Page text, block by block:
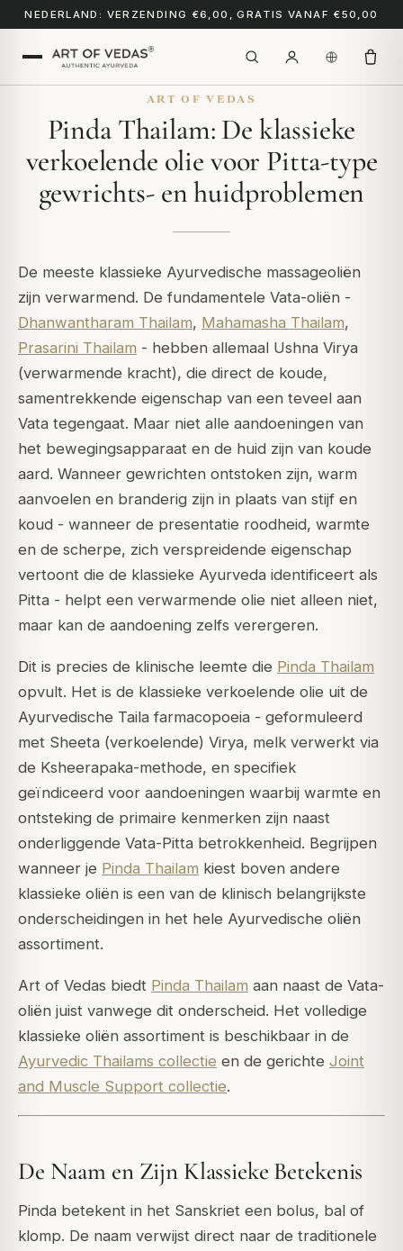
NEDERLAND: VERZENDING €6,00, GRATIS VANAF €50,00
ART OF VEDAS
Pinda Thailam: De klassieke
verkoelende olie voor Pitta-type
gewrichts- en huidproblemen
De meeste klassieke Ayurvedische massageoliën
zijn verwarmend. De fundamentele Vata-oliën -
Dhanwantharam Thailam, Mahamasha Thailam,
Prasarini Thailam - hebben allemaal Ushna Virya
(verwarmende kracht), die direct de koude,
samentrekkende eigenschap van een teveel aan
Vata tegengaat. Maar niet alle aandoeningen van
het bewegingsapparaat en de huid zijn van koude
aard. Wanneer gewrichten ontstoken zijn, warm
aanvoelen en branderig zijn in plaats van stijf en
koud - wanneer de presentatie roodheid, warmte
en de scherpe, zich verspreidende eigenschap
vertoont die de klassieke Ayurveda identificeert als
Pitta - helpt een verwarmende olie niet alleen niet,
maar kan de aandoening zelfs verergeren.
Dit is precies de klinische leemte die Pinda Thailam
opvult. Het is de klassieke verkoelende olie uit de
Ayurvedische Taila farmacopoeia - geformuleerd
met Sheeta (verkoelende) Virya, melk verwerkt via
de Ksheerapaka-methode, en specifiek
geïndiceerd voor aandoeningen waarbij warmte en
ontsteking de primaire kenmerken zijn naast
onderliggende Vata-Pitta betrokkenheid. Begrijpen
wanneer je Pinda Thailam kiest boven andere
klassieke oliën is een van de klinisch belangrijkste
onderscheidingen in het hele Ayurvedische oliën
assortiment.
Art of Vedas biedt Pinda Thailam aan naast de Vata-
oliën juist vanwege dit onderscheid. Het volledige
klassieke oliën assortiment is beschikbaar in de
Ayurvedic Thailams collectie en de gerichte Joint
and Muscle Support collectie.
De Naam en Zijn Klassieke Betekenis
Pinda betekent in het Sanskriet een bolus, bal of
klomp. De naam verwijst direct naar de traditionele